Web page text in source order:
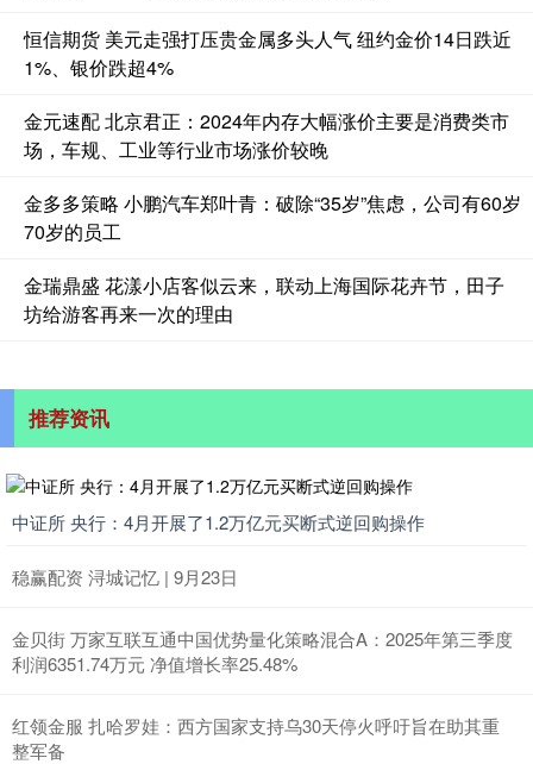
恒信期货 美元走强打压贵金属多头人气 纽约金价14日跌近
1%、银价跌超4%
金元速配 北京君正：2024年内存大幅涨价主要是消费类市
场，车规、工业等行业市场涨价较晚
金多多策略 小鹏汽车郑叶青：破除“35岁”焦虑，公司有60岁
70岁的员工
金瑞鼎盛 花漾小店客似云来，联动上海国际花卉节，田子
坊给游客再来一次的理由
推荐资讯
中证所 央行：4月开展了1.2万亿元买断式逆回购操作
稳赢配资 浔城记忆 | 9月23日
金贝街 万家互联互通中国优势量化策略混合A：2025年第三季度
利润6351.74万元 净值增长率25.48%
红领金服 扎哈罗娃：西方国家支持乌30天停火呼吁旨在助其重
整军备